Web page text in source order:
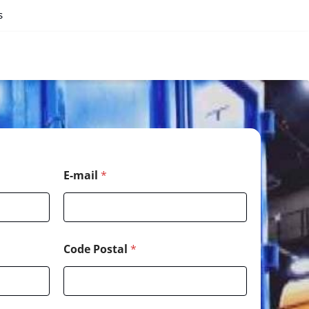
E-mail *
Code Postal *